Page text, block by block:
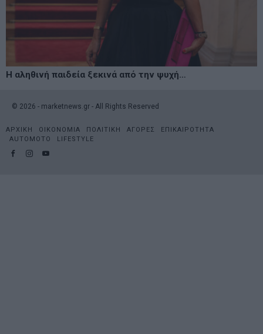
Η αληθινή παιδεία ξεκινά από την ψυχή…
© 2026 - marketnews.gr - All Rights Reserved
ΑΡΧΙΚΗ ΟΙΚΟΝΟΜΙΑ ΠΟΛΙΤΙΚΗ ΑΓΟΡΕΣ
ΕΠΙΚΑΙΡΟΤΗΤΑ
AUTOMOTO
LIFESTYLE